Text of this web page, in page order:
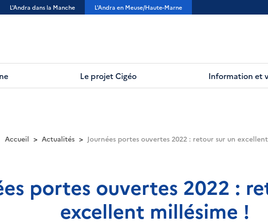
L'Andra dans la Manche L'Andra en Meuse/Haute-Marne
Le projet Cigéo Information et
Accueil Actualités Journées portes ouvertes 2022 : retour sur un
portes ouvertes 2022 :
excellent millésime !